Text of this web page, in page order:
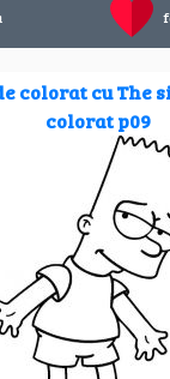
colorat cu The
colorat p09